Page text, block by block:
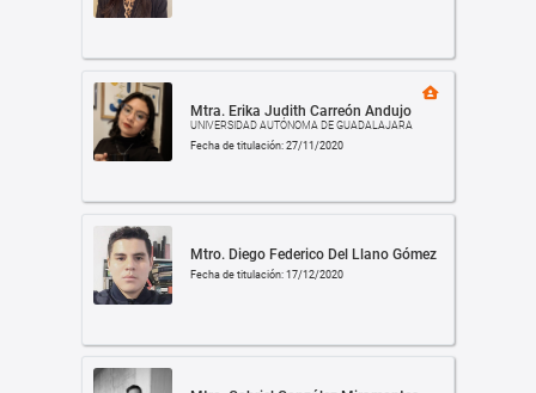
Mtra. Erika Judith Carreón Andujo
UNIVERSIDAD AUTÓNOMA DE GUADALAJARA
Fecha de titulación: 27/11/2020
Mtro. Diego Federico Del Llano Gómez
Fecha de titulación: 17/12/2020